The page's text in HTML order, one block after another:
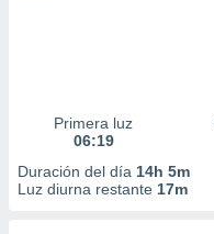
Primera luz
06:19
Duración del día 14h 5m
Luz diurna restante 17m